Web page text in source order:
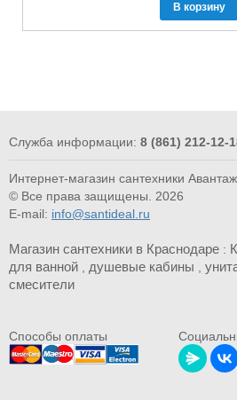
В корзину
Служба информации: 8 (861) 212-12-
Интернет-магазин сантехники
© Все права защищены. 2026
E-mail: info@santideal.ru
Магазин сантехники в Краснодаре :
для ванной
душевые кабины
смесители
Cпособы оплаты